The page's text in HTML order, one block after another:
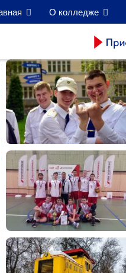
О колледже